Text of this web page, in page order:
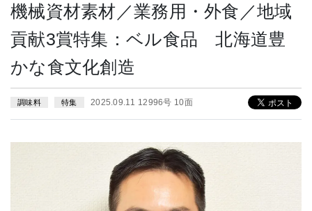
機械資材素材／業務用・外食／地域
貢献3賞特集：ベル食品 北海道豊
かな食文化創造
調味料 特集 2025.09.11 12996号 10面